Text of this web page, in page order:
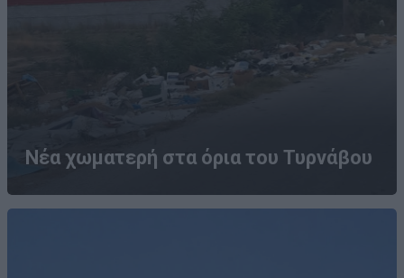
Νέα χωματερή στα όρια του Τυρνάβου